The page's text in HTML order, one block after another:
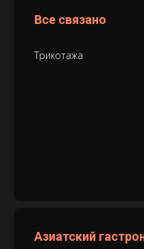
Все связано
Трикотажа
Азиатский